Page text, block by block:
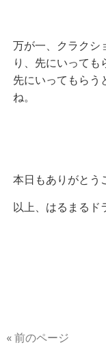
万が一、クラクシ
り、先にいって
先にいってもらう
ね。
本日もありがとう
以上、はるまるド
« 前のページ